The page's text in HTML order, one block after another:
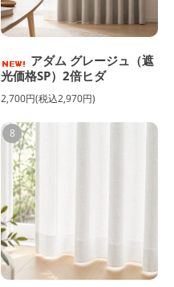
アダム グレージュ（遮
光価格SP）2倍ヒダ
2,700円(税込2,970円)
8